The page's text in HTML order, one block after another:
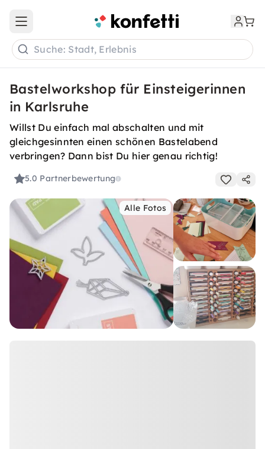
Open main menu
Suche: Stadt, Erlebnis
Bastelworkshop für Einsteigerinnen
in Karlsruhe
Willst Du einfach mal abschalten und mit
gleichgesinnten einen schönen Bastelabend
verbringen? Dann bist Du hier genau richtig!
5.0 Partnerbewertung
Alle Fotos